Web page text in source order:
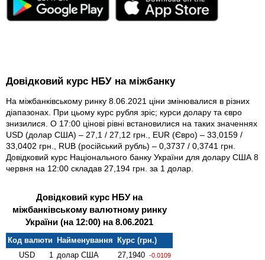
Довідковий курс НБУ на міжбанку
На міжбанківському ринку 8.06.2021 ціни змінювалися в різних
діапазонах. При цьому курс рубля зріс; курси долару та євро
знизилися. О 17:00 цінові рівні встановилися на таких значеннях
USD (долар США) – 27,1 / 27,12 грн., EUR (Євро) – 33,0159 /
33,0402 грн., RUB (російський рубль) – 0,3737 / 0,3741 грн.
Довідковий курс Національного банку України для долару США 8
червня на 12:00 складав 27,194 грн. за 1 долар.
Довідковий курс НБУ на
міжбанківському валютному ринку
України (на 12:00) на 8.06.2021
Код валюти Найменування
Курс (грн.)
USD
1 долар США 27,1940 -0.0109